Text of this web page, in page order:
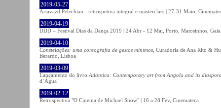
2019-05-27
Artavazd Pelechian - retrospetiva integral e masterclass | 27-31 Maio,
2019-04-19
DDD – Festival Dias da Dança 2019 | 24 Abr - 12 Mai, Porto, Matosinhos, Gaia
2019-04-10
Constelações: uma coreografia de gestos mínimos , Curadoria de Ana Rito &
Berardo, Lisboa
2019-03-09
Lançamento do livro Atlantica: Contemporary art from Angola and its
d’Água
2019-02-12
Retrospectiva "O Cinema de Michael Snow" | 16 a 28 Fev, Cinemateca